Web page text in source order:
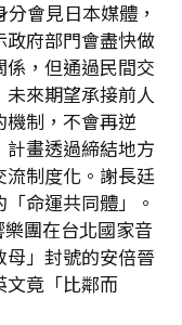
會見日本媒體，
府部門會盡快做
，但通過民間交
來期望承接前人
制，不會再逆
畫透過締結地方
制度化。謝長廷
命運共同體」。
團在台北國家音
」封號的安倍晉
文竟「比鄰而